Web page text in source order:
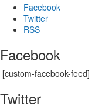
Facebook
Twitter
RSS
Facebook
[custom-facebook-feed]
Twitter